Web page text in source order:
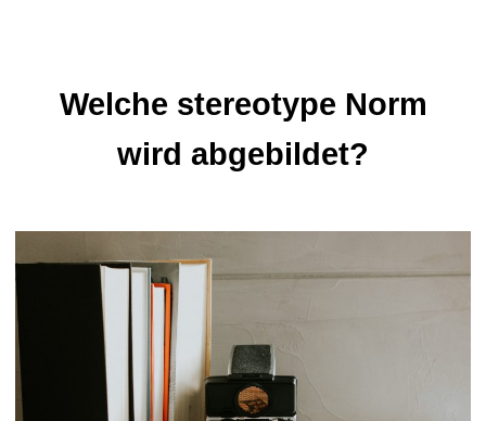
Welche stereotype Norm
wird abgebildet?